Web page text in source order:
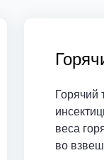
Горячий
веса
во